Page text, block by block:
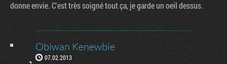
donne envie. C'est très soigné tout ça, je garde un oeil dessus.
Obiwan Kenewbie
07.02.2013